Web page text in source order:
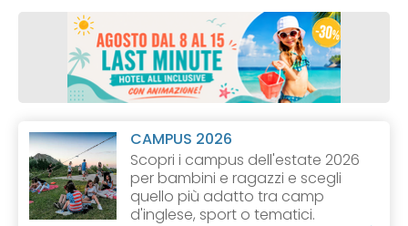
CAMPUS 2026
Scopri i campus dell'estate 2026
per bambini e ragazzi e scegli
quello più adatto tra camp
d'inglese, sport o tematici.